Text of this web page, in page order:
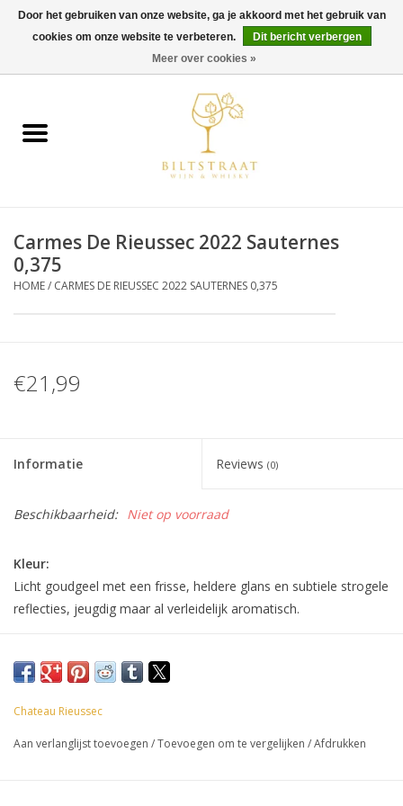
0 Artikelen - €0,00
Wijn
Gin & Tonic
Rum
Alcoholvrij
Bier
Carmes De Rieussec 2022 Sauternes
0,375
HOME/ CARMES DE RIEUSSEC 2022 SAUTERNES 0,375
€21,99
Informatie Reviews (0)
Beschikbaarheid: Niet op voorraad
Kleur:
Licht goudgeel met een frisse, heldere glans en subtiele strogele
reflecties, jeugdig maar al verleidelijk aromatisch.
In de neus opent Carmes de Rieussec 2022 met verfijnde
aroma’s van witte perzik, sappige peer en rijpe abrikoos. Subtiele
tonen van acaciahoning, bloedsinaasappel en een vleugje vanille
en zachte kruidigheid verraden de invloed van het eikenhout en
Chateau Rieussec
Aan verlanglijst toevoegen /Toevoegen om te vergelijken /Afdrukken
Door het gebruiken van onze website, ga je akkoord met het gebruik van
cookies om onze website te verbeteren.
Dit bericht verbergen
Meer over cookies »